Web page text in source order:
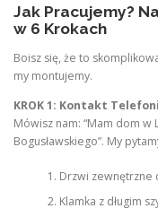
Jak Pracujemy?
w 6 Krokach
Boisz się, że to
my montujemy.
KROK 1: Kontakt
Mówisz nam: “Mam dom w
Bogusławskiego”. My
Drzwi zewnętrzne
Klamka z długim